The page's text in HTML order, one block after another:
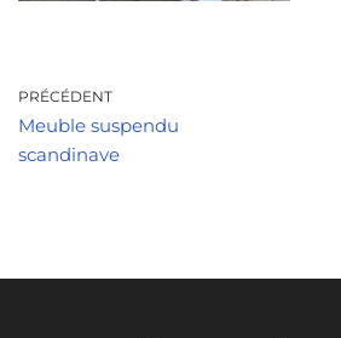
PRÉCÉDENT
Meuble suspendu
scandinave